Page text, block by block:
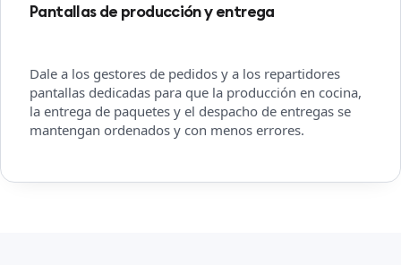
Pantallas de producción y entrega
Dale a los gestores de pedidos y a los repartidores
pantallas dedicadas para que la producción en cocina,
la entrega de paquetes y el despacho de entregas se
mantengan ordenados y con menos errores.